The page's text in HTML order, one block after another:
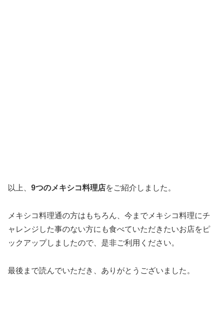
以上、 9つのメキシコ料理店をご紹介しました。
メキシコ料理通の方はもちろん、今までメキシコ料理にチ
ャレンジした事のない方にも食べていただきたいお店をピ
ックアップしましたので、是非ご利用ください。
最後まで読んでいただき、ありがとうございました。